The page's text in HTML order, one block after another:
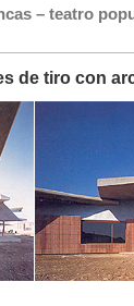
– teatro
de tiro con